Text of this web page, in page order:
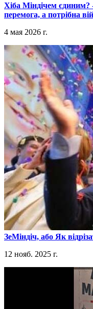
​Хіба Міндічем єдиним?
перемога, а потрібна
4 мая 2026 г.
​ЗеМіндіч, або Як
12 нояб. 2025 г.